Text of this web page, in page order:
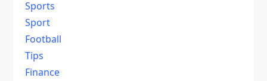
Sports
Sport
Football
Tips
Finance